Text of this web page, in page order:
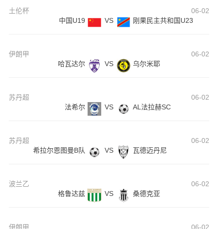
土伦杯
06-02
中国U19
VS 刚果民主共和国U23
伊朗甲
06-02
哈瓦达尔
VS 乌尔米耶
苏丹超
06-02
法希尔
VS AL法拉赫SC
苏丹超
06-02
希拉尔恩图曼B队
VS 瓦德迈丹尼
波兰乙
06-02
格鲁达兹
VS 桑德克亚
伊朗甲 06-02